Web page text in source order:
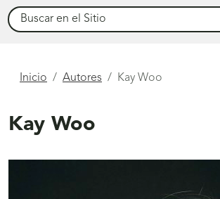
Buscar
Está
Inicio Autores Kay Woo
Kay Woo